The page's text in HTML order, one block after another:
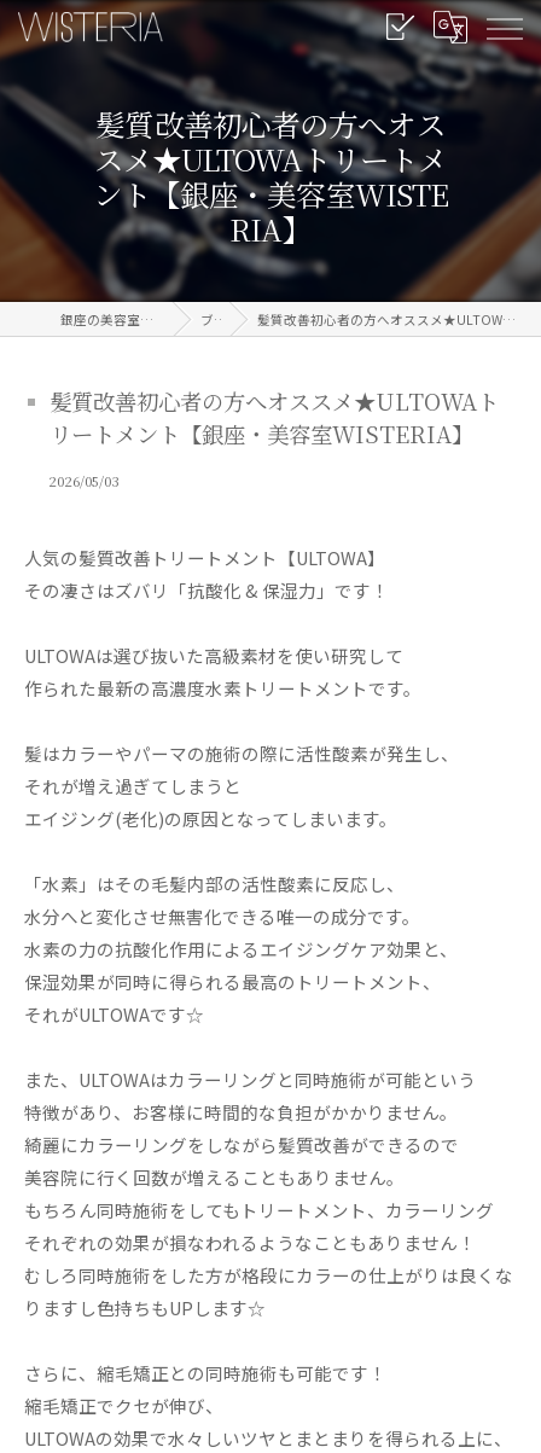
髪質改善初心者の方へオス
スメ★ULTOWAトリートメ
ント【銀座・美容室WISTE
RIA】
銀座の美容室なら信頼のWISTERIA ブログ 髪質改善初心者の方へオススメ★ULTOWAトリートメント【銀座・美容室WISTERIA】
髪質改善初心者の方へオススメ★ULTOWAト
リートメント【銀座・美容室WISTERIA】
2026/05/03
人気の髪質改善トリートメント【ULTOWA】
その凄さはズバリ「抗酸化 & 保湿力」です！
ULTOWAは選び抜いた高級素材を使い研究して
作られた最新の高濃度水素トリートメントです。
髪はカラーやパーマの施術の際に活性酸素が発生し、
それが増え過ぎてしまうと
エイジング(老化)の原因となってしまいます。
「水素」はその毛髪内部の活性酸素に反応し、
水分へと変化させ無害化できる唯一の成分です。
水素の力の抗酸化作用によるエイジングケア効果と、
保湿効果が同時に得られる最高のトリートメント、
それがULTOWAです☆
また、ULTOWAはカラーリングと同時施術が可能という
特徴があり、お客様に時間的な負担がかかりません。
綺麗にカラーリングをしながら髪質改善ができるので
美容院に行く回数が増えることもありません。
もちろん同時施術をしてもトリートメント、カラーリング
それぞれの効果が損なわれるようなこともありません！
むしろ同時施術をした方が格段にカラーの仕上がりは良くな
りますし色持ちもUPします☆
さらに、縮毛矯正との同時施術も可能です！
縮毛矯正でクセが伸び、
ULTOWAの効果で水々しいツヤとまとまりを得られる上に、